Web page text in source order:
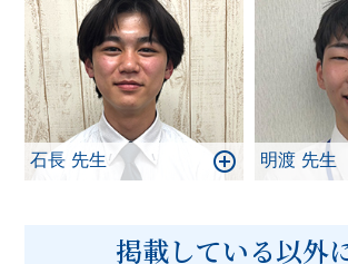
石長 先生 明渡 先生
掲載している以外